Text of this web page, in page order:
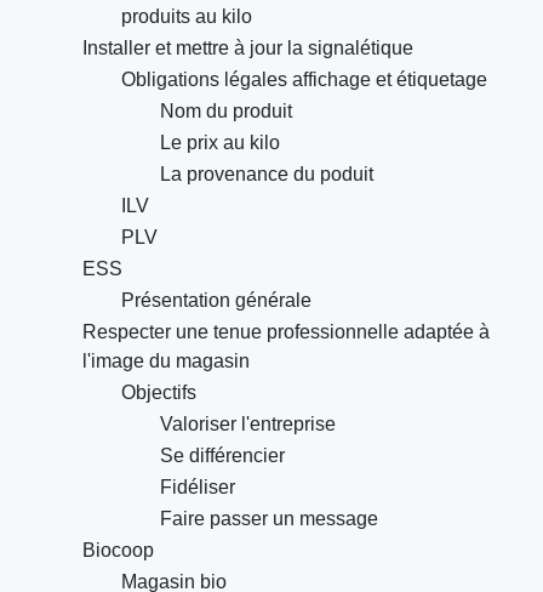
produits au kilo
Installer et mettre à jour la signalétique
Obligations légales affichage et étiquetage
Nom du produit
Le prix au kilo
La provenance du poduit
ILV
PLV
ESS
Présentation générale
Respecter une tenue professionnelle adaptée à
l'image du magasin
Objectifs
Valoriser l'entreprise
Se différencier
Fidéliser
Faire passer un message
Biocoop
Magasin bio